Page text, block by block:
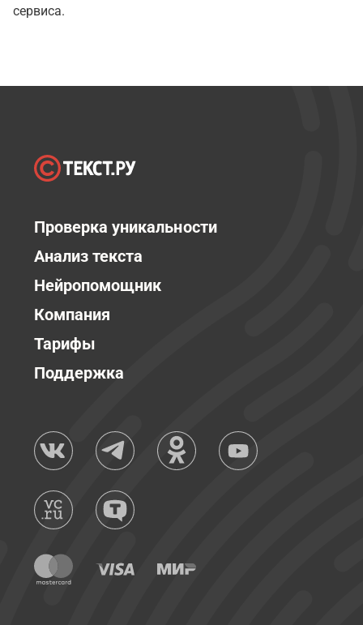
сервиса.
Проверка уникальности
Анализ текста
Нейропомощник
Компания
Тарифы
Поддержка